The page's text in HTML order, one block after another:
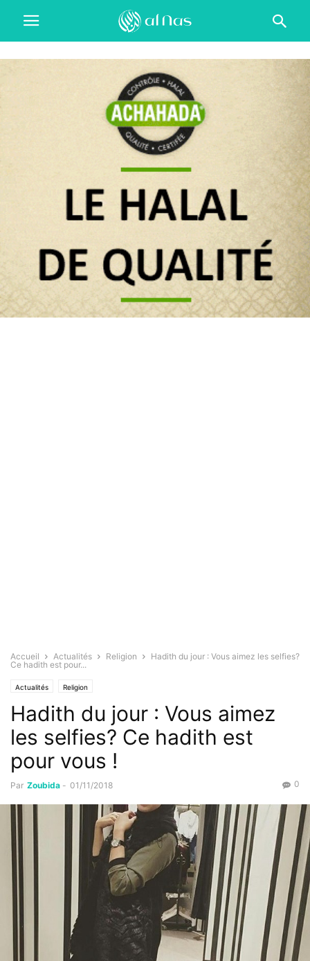
Accueil Actualités Religion
Hadith du jour : Vous aimez les selfies?
Ce hadith est pour...
Actualités Religion
Hadith du jour : Vous aimez
les selfies? Ce hadith est
pour vous !
Par Zoubida - 01/11/2018 0